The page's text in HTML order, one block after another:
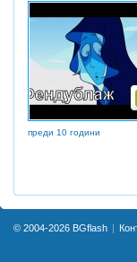
преди 10 години
© 2004-2026 BGflash